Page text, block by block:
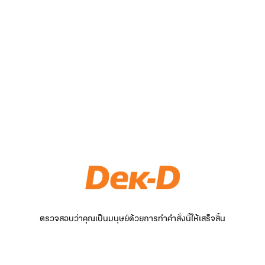
ตรวจสอบว่าคุณเป็นมนุษย์ด้วยการทำคำสั่งนี้ให้เสร็จสิ้น